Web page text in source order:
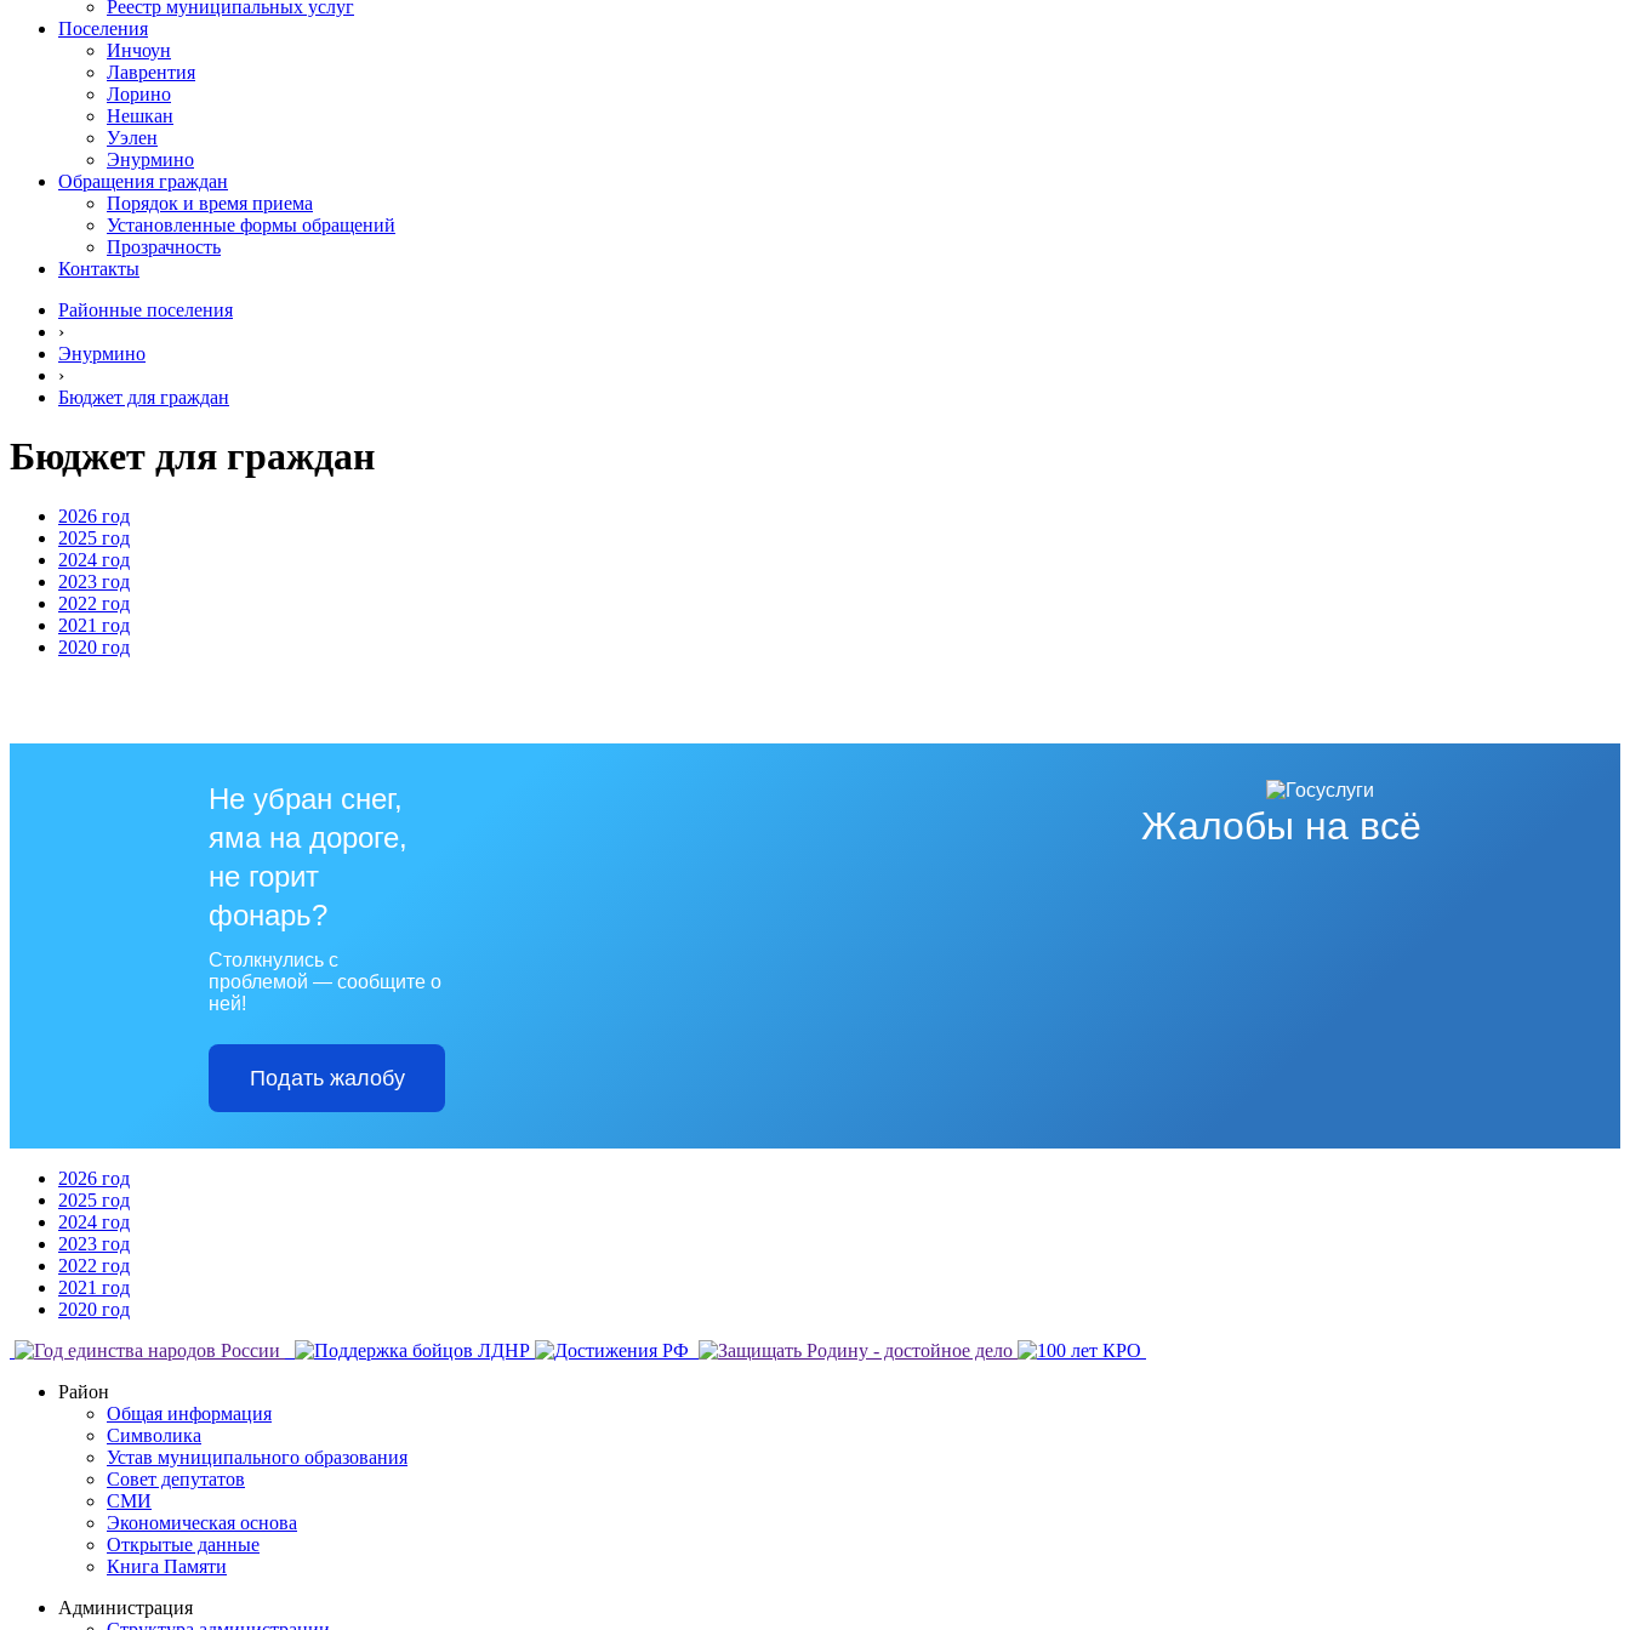
Реестр муниципальных услуг
Поселения
Инчоун
Лаврентия
Лорино
Нешкан
Уэлен
Энурмино
Обращения граждан
Порядок и время приема
Установленные формы обращений
Прозрачность
Контакты
Районные поселения
›
Энурмино
›
Бюджет для граждан
Бюджет для граждан
2026 год
2025 год
2024 год
2023 год
2022 год
2021 год
2020 год
Жалобы на всё
Не убран снег,
яма на дороге,
не горит
фонарь?
Столкнулись с
проблемой — сообщите о
ней!
Подать жалобу
2026 год
2025 год
2024 год
2023 год
2022 год
2021 год
2020 год
Район
Общая информация
Символика
Устав муниципального образования
Совет депутатов
СМИ
Экономическая основа
Открытые данные
Книга Памяти
Администрация